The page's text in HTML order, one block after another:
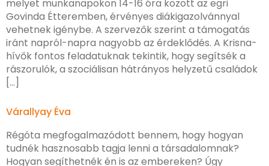
melyet munkanapokon 14-16 óra között az egri
Govinda Étteremben, érvényes diákigazolvánnyal
vehetnek igénybe. A szervezők szerint a támogatás
iránt napról-napra nagyobb az érdeklődés. A Krisna-
hívők fontos feladatuknak tekintik, hogy segítsék a
rászorulók, a szociálisan hátrányos helyzetű családok
[…]
Várallyay Éva
Régóta megfogalmazódott bennem, hogy hogyan
tudnék hasznosabb tagja lenni a társadalomnak?
Hogyan segíthetnék én is az embereken? Úgy